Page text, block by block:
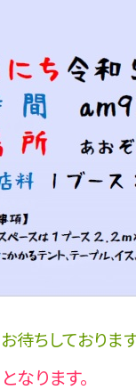
待ちしておりま
ります。